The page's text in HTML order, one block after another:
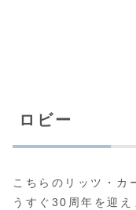
ロビー
こちらのリッツ・カ
うすぐ30周年を迎え